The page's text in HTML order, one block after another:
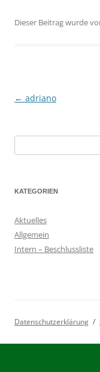
Dieser Beitrag wurde
Beitragsnavigation
← adriano
nach:
KATEGORIEN
Aktuelles
Allgemein
Intern – Beschlussliste
Datenschutzerklärung